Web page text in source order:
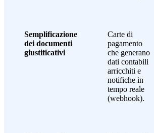
Semplificazione
dei documenti
giustificativi
Carte di
pagamento
che generano
dati contabili
arricchiti e
notifiche in
tempo reale
(webhook).